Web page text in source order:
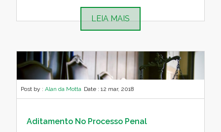
LEIA MAIS
Post by : Alan da Motta Date : 12 mar, 2018
Aditamento No Processo Penal